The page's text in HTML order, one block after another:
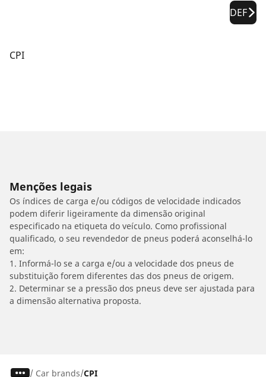
DEF
CPI
Menções legais
Os índices de carga e/ou códigos de velocidade indicados
podem diferir ligeiramente da dimensão original
especificado na etiqueta do veículo. Como profissional
qualificado, o seu revendedor de pneus poderá aconselhá-lo
em:
1. Informá-lo se a carga e/ou a velocidade dos pneus de
substituição forem diferentes das dos pneus de origem.
2. Determinar se a pressão dos pneus deve ser ajustada para
a dimensão alternativa proposta.
/ Car brands CPI